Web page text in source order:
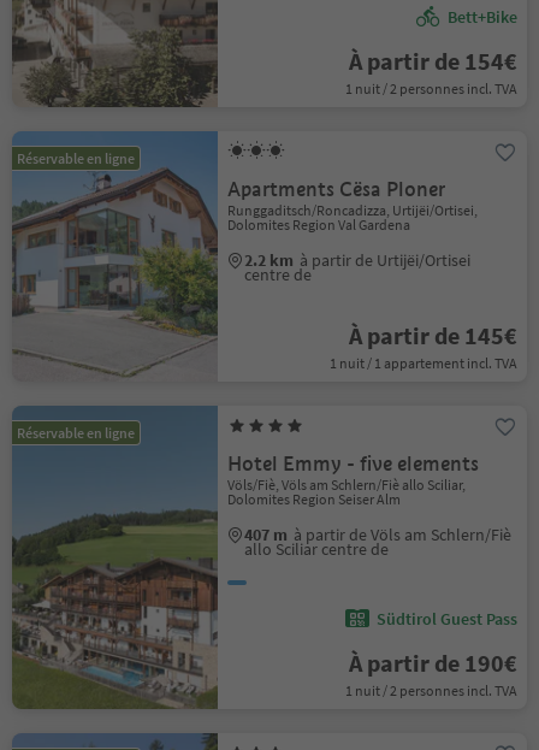
Bett+Bike
À partir de 154€
1 nuit / 2 personnes incl. TVA
Réservable en ligne
Apartments Cësa Ploner
Runggaditsch/Roncadizza, Urtijëi/Ortisei,
Dolomites Region Val Gardena
2.2 km à partir de Urtijëi/Ortisei
centre de
À partir de 145€
1 nuit / 1 appartement incl. TVA
Réservable en ligne
Hotel Emmy - five elements
Völs/Fiè, Völs am Schlern/Fiè allo Sciliar,
Dolomites Region Seiser Alm
407 m à partir de Völs am Schlern/Fiè
allo Sciliar centre de
Südtirol Guest Pass
À partir de 190€
1 nuit / 2 personnes incl. TVA